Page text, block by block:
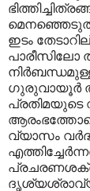
ഇടം
പാരീസിലോ
ഗുരുവായൂര്‍
പ്രതിമയുടെ
വ്യാസം